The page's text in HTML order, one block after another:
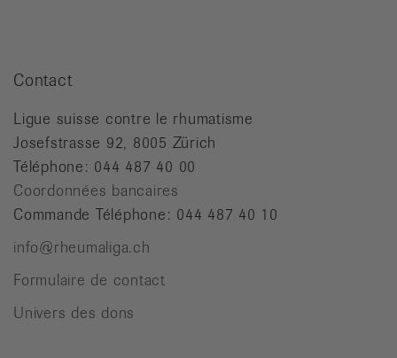
Contact
Ligue suisse contre le rhumatisme
Josefstrasse 92, 8005 Zürich
Téléphone: 044 487 40 00
Coordonnées bancaires
Commande Téléphone: 044 487 40 10
info@rheumaliga.ch
Formulaire de contact
Univers des dons